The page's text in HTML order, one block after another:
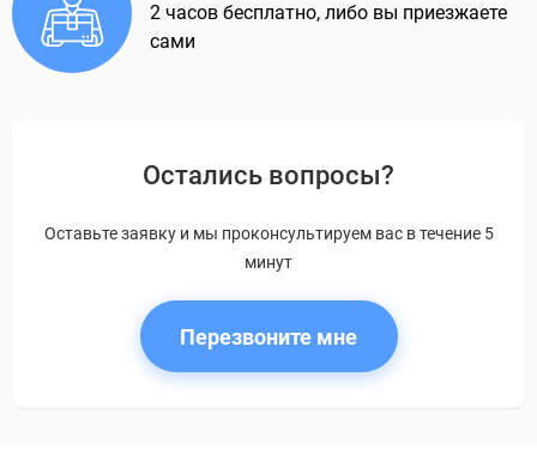
2 часов бесплатно, либо вы приезжаете
сами
Остались вопросы?
Оставьте заявку и мы проконсультируем вас в течение 5
минут
Перезвоните мне